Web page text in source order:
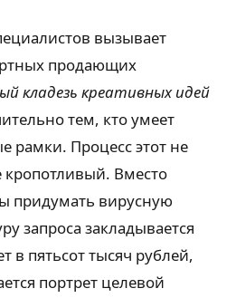
вызывает
продающих
кладезь креативных идей
тем, кто умеет
рамки. Процесс этот не
Вместо
придумать вирусную
запроса закладывается
в пятьсот тысяч рублей,
портрет целевой